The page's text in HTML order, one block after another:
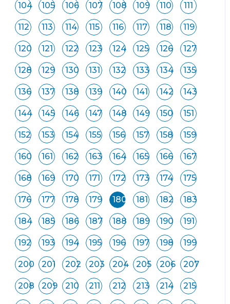
104 105 106 107 108 109 110 111
112 113 114 115 116 117 118 119
120 121 122 123 124 125 126 127
128 129 130 131 132 133 134 135
136 137 138 139 140 141 142 143
144 145 146 147 148 149 150 151
152 153 154 155 156 157 158 159
160 161 162 163 164 165 166 167
168 169 170 171 172 173 174 175
176 177 178 179 180 181 182 183
184 185 186 187 188 189 190 191
192 193 194 195 196 197 198 199
200 201 202 203 204 205 206 207
208 209 210 211 212 213 214 215